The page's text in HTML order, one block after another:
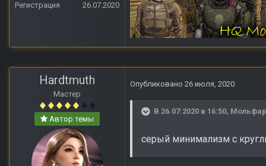
Регистрация
26.07.2020
Hardtmuth
Мастер
Автор темы
Опубликовано 26 июля, 2020
В 26.07.2020 в 16:50, Мольфар
серый минимализм c